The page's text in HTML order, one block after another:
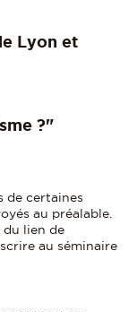
Lyon et
?"
de certaines
au préalable.
du lien de
au séminaire